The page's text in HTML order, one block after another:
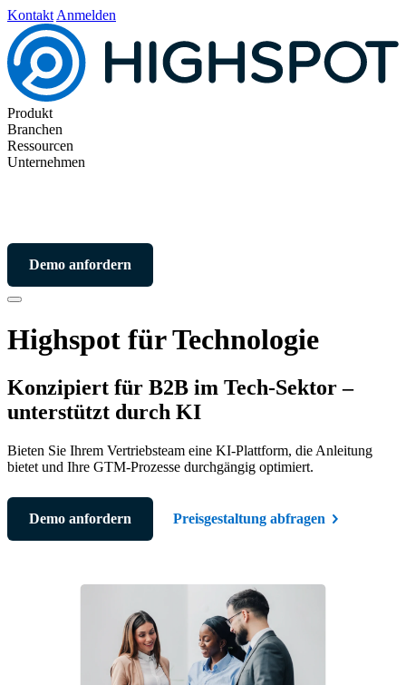
Kontakt Anmelden
Produkt
Branchen
Ressourcen
Unternehmen
Demo anfordern
Highspot für Technologie
Konzipiert für B2B im Tech-Sektor –
unterstützt durch KI
Bieten Sie Ihrem Vertriebsteam eine KI-Plattform, die Anleitung
bietet und Ihre GTM-Prozesse durchgängig optimiert.
Demo anfordern Preisgestaltung abfragen